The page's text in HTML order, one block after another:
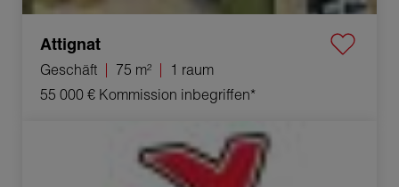
Attignat
Geschäft 75 m²
1 raum
55 000 € Kommission inbegriffen*
Verkauf Geschäft Viriat 1 raum 250 m²